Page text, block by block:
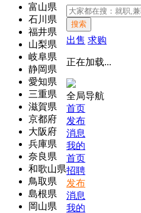
富山県
石川県
福井県
山梨県
岐阜県
静岡県
愛知県
三重県
滋賀県
京都府
大阪府
兵庫県
奈良県
和歌山県
鳥取県
島根県
岡山県
搜索
出售 求购
正在加载...
全局导航
首页
发布
消息
我的
首页
招聘
发布
消息
我的